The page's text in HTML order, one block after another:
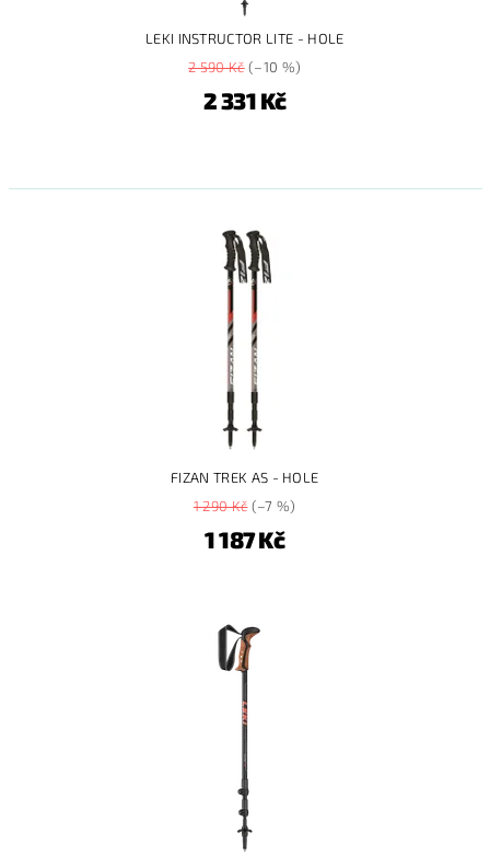
LEKI INSTRUCTOR LITE - HOLE
2 590 Kč(–10 %)
2 331 Kč
FIZAN TREK AS - HOLE
1 290 Kč(–7 %)
1 187 Kč